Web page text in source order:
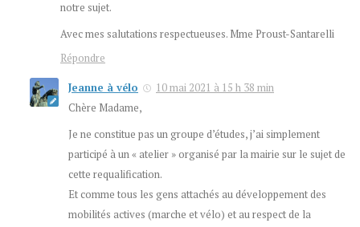
notre sujet.
Avec mes salutations respectueuses. Mme Proust-Santarelli
Répondre
Jeanne à vélo
10 mai 2021 à 15 h 38 min
Chère Madame,
Je ne constitue pas un groupe d’études, j’ai simplement
participé à un « atelier » organisé par la mairie sur le sujet de
cette requalification.
Et comme tous les gens attachés au développement des
mobilités actives (marche et vélo) et au respect de la